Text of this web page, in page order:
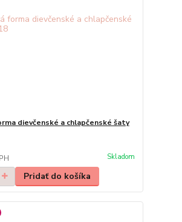
dievčenské a chlapčenské šaty
Skladom
Pridať do košíka